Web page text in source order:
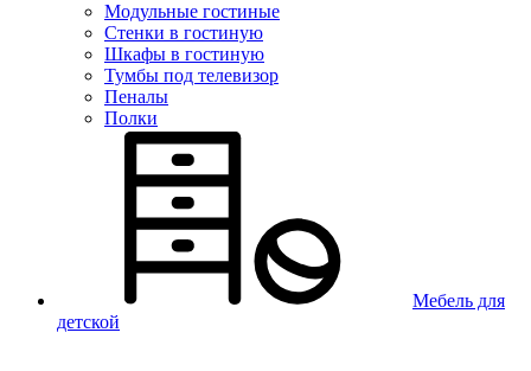
Модульные гостиные
Стенки в гостиную
Шкафы в гостиную
Тумбы под телевизор
Пеналы
Полки
Мебель для
детской